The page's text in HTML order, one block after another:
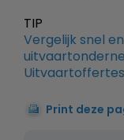
TIP
Vergelijk snel
Print deze